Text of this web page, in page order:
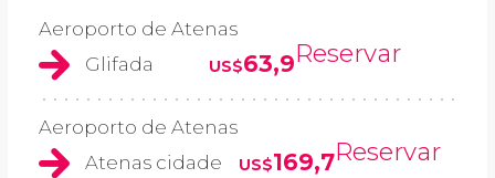
Aeroporto de Atenas
Glifada
US$63,9Reservar
Aeroporto de Atenas
Atenas cidade
US$169,7Reservar